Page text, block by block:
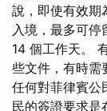
說，即使有效期
入境，最多可
14 個工作天。
些文件，有時需
任何對菲律賓公
民的簽證要求